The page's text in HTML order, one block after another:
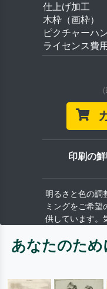
仕上げ加工
木枠（画枠）
ピクチャーハ
ライセンス費
カ
印刷の鮮
明るさと色の調
ミングをご希望
供しています。
あなたのた